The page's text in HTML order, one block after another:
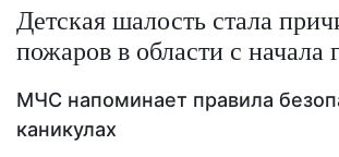
Детская шалость стала
пожаров в области с начала
МЧС напоминает правила
каникулах